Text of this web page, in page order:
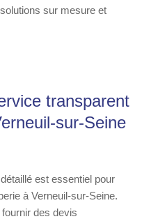
sur mesure et
transparent
sur-Seine
est essentiel pour
à Verneuil-sur-Seine.
des devis